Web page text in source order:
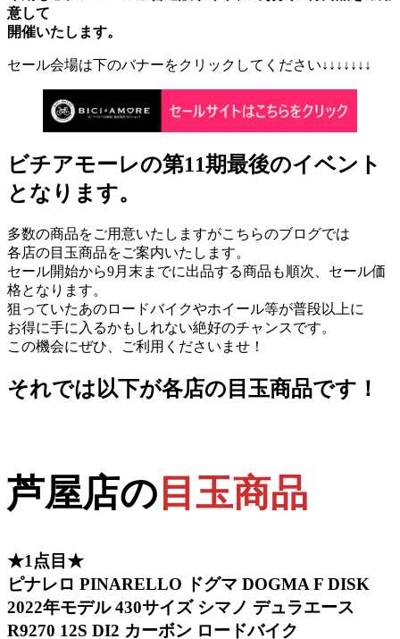
意して
開催いたします。
セール会場は下のバナーをクリックしてください↓↓↓↓↓↓↓
ビチアモーレの第11期最後のイベント
となります。
多数の商品をご用意いたしますがこちらのブログでは
各店の目玉商品をご案内いたします。
セール開始から9月末までに出品する商品も順次、セール価
格となります。
狙っていたあのロードバイクやホイール等が普段以上に
お得に手に入るかもしれない絶好のチャンスです。
この機会にぜひ、ご利用くださいませ！
それでは以下が各店の目玉商品です！
芦屋店の 目玉商品
★1点目★
ピナレロ PINARELLO ドグマ DOGMA F DISK
2022年モデル 430サイズ シマノ デュラエース
R9270 12S DI2 カーボン ロードバイク